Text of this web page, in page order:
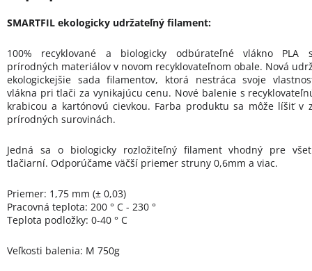
SMARTFIL ekologicky udržateľný filament:
100% recyklované a biologicky odbúrateľné vlákno PLA
prírodných materiálov v novom recyklovateľnom obale. Nová
ekologickejšie sada filamentov, ktorá nestráca svoje
vlákna pri tlači za vynikajúcu cenu. Nové balenie s
krabicou a kartónovú cievkou. Farba produktu sa môže líšiť v
prírodných surovinách.
Jedná sa o biologicky rozložiteľný filament vhodný pre
tlačiarní. Odporúčame väčší priemer struny 0,6mm a viac.
Priemer: 1,75 mm (± 0,03)
Pracovná teplota: 200 ° C - 230 °
Teplota podložky: 0-40 ° C
Veľkosti balenia: M 750g